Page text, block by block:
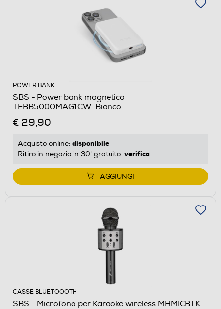
POWER BANK
SBS - Power bank magnetico
TEBB5000MAG1CW-Bianco
€ 29,90
Acquisto online: disponibile
Ritiro in negozio in 30' gratuito: verifica
AGGIUNGI
CASSE BLUETOOOTH
SBS - Microfono per Karaoke wireless MHMICBTK